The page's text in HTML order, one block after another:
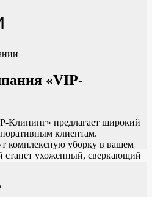
«VIP-
Клининг» предлагает широкий
клиентам.
комплексную уборку в вашем
станет ухоженный, сверкающий